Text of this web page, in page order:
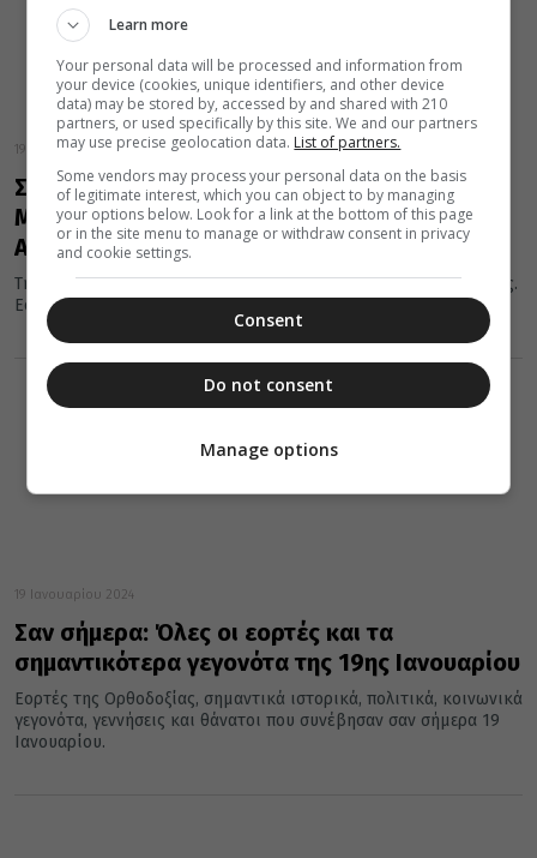
19 Ιανουαρίου 2024
Στις 19 Ιανουαρίου τιμώνται οι Όσιοι
Μακάριος ο Αιγύπτιος και Μακάριος ο
Αλεξανδρεύς
Τη μνήμη δύο Οσίων τιμά σήμερα 19 Ιανουαρίου η Εκκλησία μας.
Εορτάζουν οι Όσιοι Μακάριος ο Αιγύπτιος και Μακάριος...
19 Ιανουαρίου 2024
Σαν σήμερα: Όλες οι εορτές και τα
σημαντικότερα γεγονότα της 19ης Ιανουαρίου
Εορτές της Ορθοδοξίας, σημαντικά ιστορικά, πολιτικά, κοινωνικά
γεγονότα, γεννήσεις και θάνατοι που συνέβησαν σαν σήμερα 19
Ιανουαρίου.
Learn more
Your personal data will be processed and information from
your device (cookies, unique identifiers, and other device
data) may be stored by, accessed by and shared with 210
partners, or used specifically by this site. We and our partners
may use precise geolocation data. List of partners.
Some vendors may process your personal data on the basis
of legitimate interest, which you can object to by managing
your options below. Look for a link at the bottom of this page
or in the site menu to manage or withdraw consent in privacy
and cookie settings.
Consent
Do not consent
Manage options